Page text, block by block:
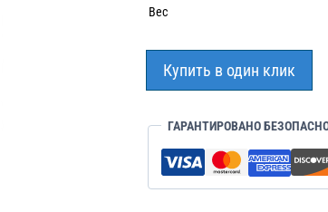
Вес
Купить в один клик
ГАРАНТИРОВАНО